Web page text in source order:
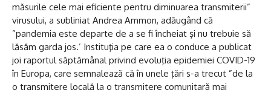
măsurile cele mai eficiente pentru diminuarea transmiterii”
virusului, a subliniat Andrea Ammon, adăugând că
”pandemia este departe de a se fi încheiat şi nu trebuie să
lăsăm garda jos.’ Instituţia pe care ea o conduce a publicat
joi raportul săptămânal privind evoluţia epidemiei COVID-19
în Europa, care semnalează că în unele ţări s-a trecut ”de la
o transmitere locală la o transmitere comunitară mai